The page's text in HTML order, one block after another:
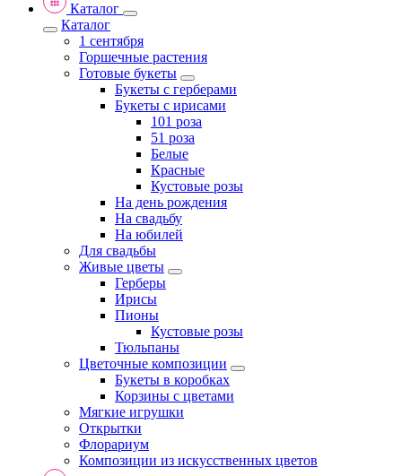
Каталог
Каталог
1 сентября
Горшечные растения
Готовые букеты
Букеты с герберами
Букеты с ирисами
101 роза
51 роза
Белые
Красные
Кустовые розы
На день рождения
На свадьбу
На юбилей
Для свадьбы
Живые цветы
Герберы
Ирисы
Пионы
Кустовые розы
Тюльпаны
Цветочные композиции
Букеты в коробках
Корзины с цветами
Мягкие игрушки
Открытки
Флорариум
Композиции из искусственных цветов